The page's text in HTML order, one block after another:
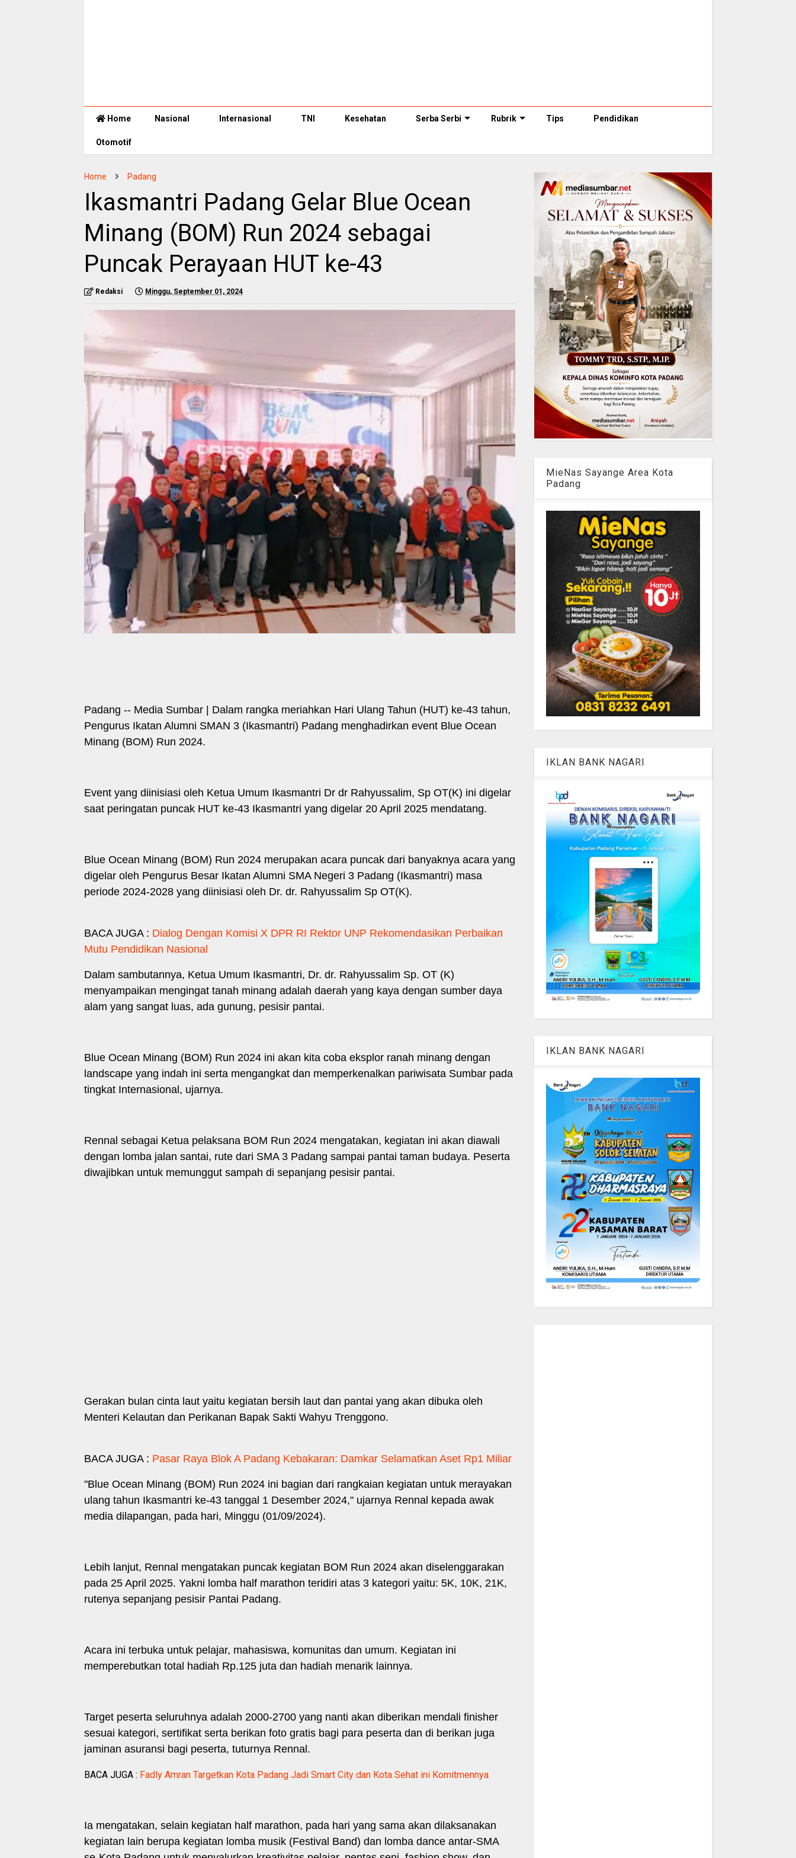
Home Nasional Internasional TNI Kesehatan Serba Serbi Rubrik Tips Pendidikan
Otomotif
Home Padang
Ikasmantri Padang Gelar Blue Ocean
Minang (BOM) Run 2024 sebagai
Puncak Perayaan HUT ke-43
Redaksi Minggu, September 01, 2024
Padang -- Media Sumbar | Dalam rangka meriahkan Hari Ulang Tahun (HUT) ke-43 tahun,
Pengurus Ikatan Alumni SMAN 3 (Ikasmantri) Padang menghadirkan event Blue Ocean
Minang (BOM) Run 2024.
Event yang diinisiasi oleh Ketua Umum Ikasmantri Dr dr Rahyussalim, Sp OT(K) ini digelar
saat peringatan puncak HUT ke-43 Ikasmantri yang digelar 20 April 2025 mendatang.
Blue Ocean Minang (BOM) Run 2024 merupakan acara puncak dari banyaknya acara yang
digelar oleh Pengurus Besar Ikatan Alumni SMA Negeri 3 Padang (Ikasmantri) masa
periode 2024-2028 yang diinisiasi oleh Dr. dr. Rahyussalim Sp OT(K).
BACA JUGA : Dialog Dengan Komisi X DPR RI Rektor UNP Rekomendasikan Perbaikan
Mutu Pendidikan Nasional ‎
Dalam sambutannya, Ketua Umum Ikasmantri, Dr. dr. Rahyussalim Sp. OT (K)
menyampaikan mengingat tanah minang adalah daerah yang kaya dengan sumber daya
alam yang sangat luas, ada gunung, pesisir pantai.
Blue Ocean Minang (BOM) Run 2024 ini akan kita coba eksplor ranah minang dengan
landscape yang indah ini serta mengangkat dan memperkenalkan pariwisata Sumbar pada
tingkat Internasional, ujarnya.
Rennal sebagai Ketua pelaksana BOM Run 2024 mengatakan, kegiatan ini akan diawali
dengan lomba jalan santai, rute dari SMA 3 Padang sampai pantai taman budaya. Peserta
diwajibkan untuk memunggut sampah di sepanjang pesisir pantai.
Gerakan bulan cinta laut yaitu kegiatan bersih laut dan pantai yang akan dibuka oleh
Menteri Kelautan dan Perikanan Bapak Sakti Wahyu Trenggono.
BACA JUGA : Pasar Raya Blok A Padang Kebakaran: Damkar Selamatkan Aset Rp1 Miliar
"Blue Ocean Minang (BOM) Run 2024 ini bagian dari rangkaian kegiatan untuk merayakan
ulang tahun Ikasmantri ke-43 tanggal 1 Desember 2024," ujarnya Rennal kepada awak
media dilapangan, pada hari, Minggu (01/09/2024).
Lebih lanjut, Rennal mengatakan puncak kegiatan BOM Run 2024 akan diselenggarakan
pada 25 April 2025. Yakni lomba half marathon teridiri atas 3 kategori yaitu: 5K, 10K, 21K,
rutenya sepanjang pesisir Pantai Padang.
Acara ini terbuka untuk pelajar, mahasiswa, komunitas dan umum. Kegiatan ini
memperebutkan total hadiah Rp.125 juta dan hadiah menarik lainnya.
Target peserta seluruhnya adalah 2000-2700 yang nanti akan diberikan mendali finisher
sesuai kategori, sertifikat serta berikan foto gratis bagi para peserta dan di berikan juga
jaminan asuransi bagi peserta, tuturnya Rennal.
BACA JUGA : Fadly Amran Targetkan Kota Padang Jadi Smart City dan Kota Sehat ini Komitmennya
Ia mengatakan, selain kegiatan half marathon, pada hari yang sama akan dilaksanakan
kegiatan lain berupa kegiatan lomba musik (Festival Band) dan lomba dance antar-SMA
MieNas Sayange Area Kota
Padang
IKLAN BANK NAGARI
IKLAN BANK NAGARI